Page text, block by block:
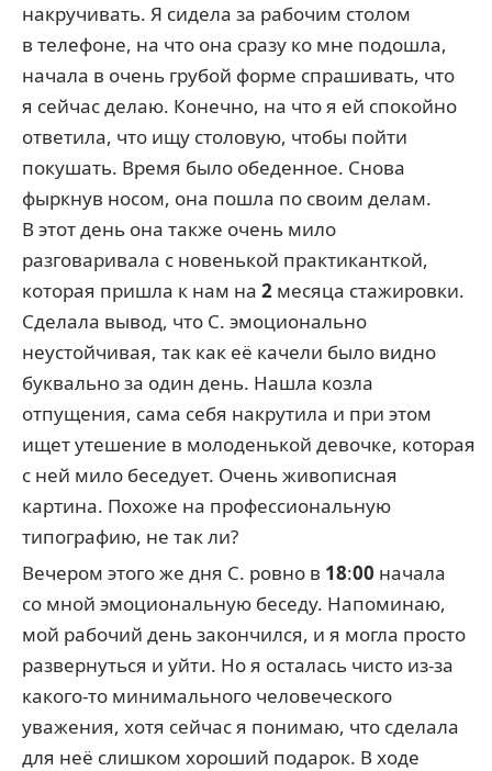
накручивать. Я сидела за рабочим столом
в телефоне, на что она сразу ко мне подошла,
начала в очень грубой форме спрашивать, что
я сейчас делаю. Конечно, на что я ей спокойно
ответила, что ищу столовую, чтобы пойти
покушать. Время было обеденное. Снова
фыркнув носом, она пошла по своим делам.
В этот день она также очень мило
разговаривала с новенькой практиканткой,
которая пришла к нам на 2 месяца стажировки.
Сделала вывод, что С. эмоционально
неустойчивая, так как её качели было видно
буквально за один день. Нашла козла
отпущения, сама себя накрутила и при этом
ищет утешение в молоденькой девочке, которая
с ней мило беседует. Очень живописная
картина. Похоже на профессиональную
типографию, не так ли?
Вечером этого же дня С. ровно в 18:00 начала
со мной эмоциональную беседу. Напоминаю,
мой рабочий день закончился, и я могла просто
развернуться и уйти. Но я осталась чисто из-за
какого-то минимального человеческого
уважения, хотя сейчас я понимаю, что сделала
для неё слишком хороший подарок. В ходе